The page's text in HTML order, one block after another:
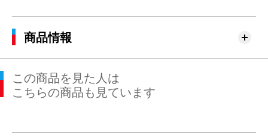
商品情報
この商品を見た人は
こちらの商品も見ています